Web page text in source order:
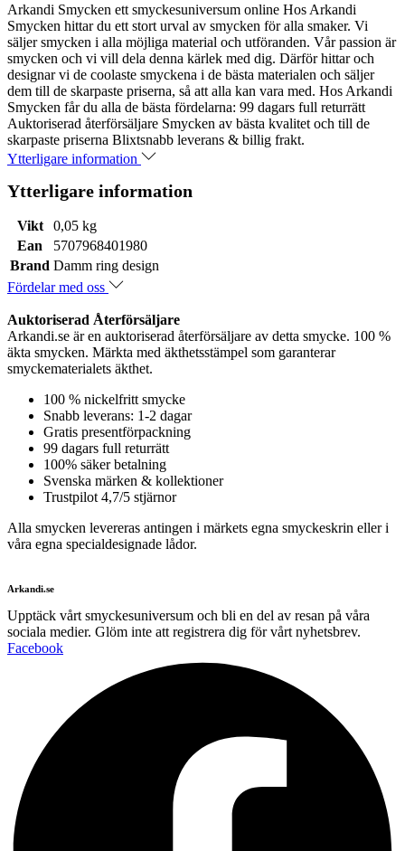
Arkandi Smycken ett smyckesuniversum online Hos Arkandi
Smycken hittar du ett stort urval av smycken för alla smaker. Vi
säljer smycken i alla möjliga material och utföranden. Vår passion är
smycken och vi vill dela denna kärlek med dig. Därför hittar och
designar vi de coolaste smyckena i de bästa materialen och säljer
dem till de skarpaste priserna, så att alla kan vara med. Hos Arkandi
Smycken får du alla de bästa fördelarna: 99 dagars full returrätt
Auktoriserad återförsäljare Smycken av bästa kvalitet och till de
skarpaste priserna Blixtsnabb leverans & billig frakt.
Ytterligare information
Ytterligare information
Vikt
0,05 kg
Ean
5707968401980
Brand Damm ring design
Fördelar med oss
Auktoriserad Återförsäljare
Arkandi.se är en auktoriserad återförsäljare av detta smycke. 100 %
äkta smycken. Märkta med äkthetsstämpel som garanterar
smyckematerialets äkthet.
100 % nickelfritt smycke
Snabb leverans: 1-2 dagar
Gratis presentförpackning
99 dagars full returrätt
100% säker betalning
Svenska märken & kollektioner
Trustpilot 4,7/5 stjärnor
Alla smycken levereras antingen i märkets egna smyckeskrin eller i
våra egna specialdesignade lådor.
Arkandi.se
Upptäck vårt smyckesuniversum och bli en del av resan på våra
sociala medier. Glöm inte att registrera dig för vårt nyhetsbrev.
Facebook